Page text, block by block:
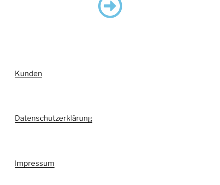
Kunden
Datenschutzerklärung
Impressum